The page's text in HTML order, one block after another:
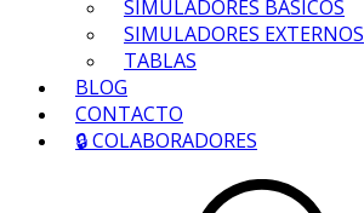
SIMULADORES BÁSICOS
SIMULADORES EXTERNOS
TABLAS
BLOG
CONTACTO
🔒 COLABORADORES